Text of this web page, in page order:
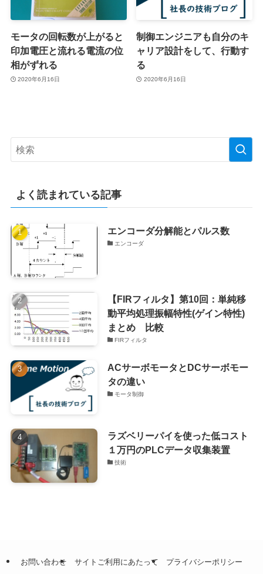
モータの回転数が上がると
印加電圧と流れる電流の位
相がずれる
2020年6月16日
制御エンジニアも自分のキ
ャリア設計をして、行動す
る
2020年6月16日
よく読まれている記事
エンコーダ分解能とパルス数
エンコーダ
【FIRフィルタ】第10回：単純移
動平均処理振幅特性(ゲイン特性)
まとめ 比較
FIRフィルタ
ACサーボモータとDCサーボモー
タの違い
モータ制御
ラズベリーパイを使った低コスト
１万円のPLCデータ収集装置
技術
お問い合わせ サイトご利用にあたって プライバシーポリシー